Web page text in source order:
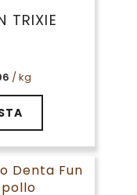
TRIXIE
/ kg